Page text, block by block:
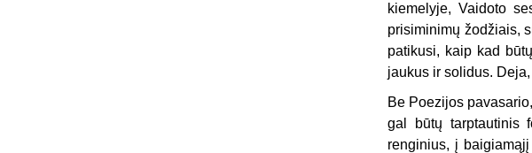
kiemelyje, Vaidoto
prisiminimų žodžiais,
patikusi, kaip kad
jaukus ir solidus.
Be Poezijos
gal būtų tarptautinis
renginius, į